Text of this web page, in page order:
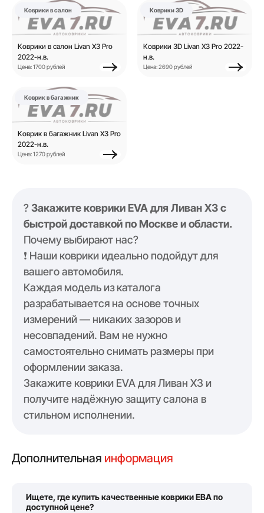
Коврики в салон
Коврики в салон Livan X3 Pro
2022-н.в.
Цена: 1700 рублей
Коврики 3D
Коврики 3D Livan X3 Pro 2022-
н.в.
Цена: 2690 рублей
Коврик в багажник
Коврик в багажник Livan X3 Pro
2022-н.в.
Цена: 1270 рублей
?Закажите коврики EVA для Ливан Х3 с
быстрой доставкой по Москве и области.
Почему выбирают нас?
❗️ Наши коврики идеально подойдут для
вашего автомобиля.
Каждая модель из каталога
разрабатывается на основе точных
измерений — никаких зазоров и
несовпадений. Вам не нужно
самостоятельно снимать размеры при
оформлении заказа.
Закажите коврики EVA для Ливан Х3 и
получите надёжную защиту салона в
стильном исполнении.
Дополнительная информация
Ищете, где купить качественные коврики ЕВА по
доступной цене?